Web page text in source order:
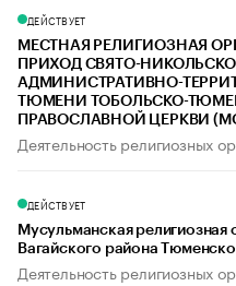
ДЕЙСТВУЕТ
МЕСТНАЯ РЕЛИГИОЗНАЯ
ПРИХОД СВЯТО-
АДМИНИСТРАТИВНО-
ТЮМЕНИ ТОБОЛЬСКО-
ПРАВОСЛАВНОЙ ЦЕРКВИ
Деятельность религиозных
ДЕЙСТВУЕТ
Мусульманская религиозная
Вагайского района
Деятельность религиозных